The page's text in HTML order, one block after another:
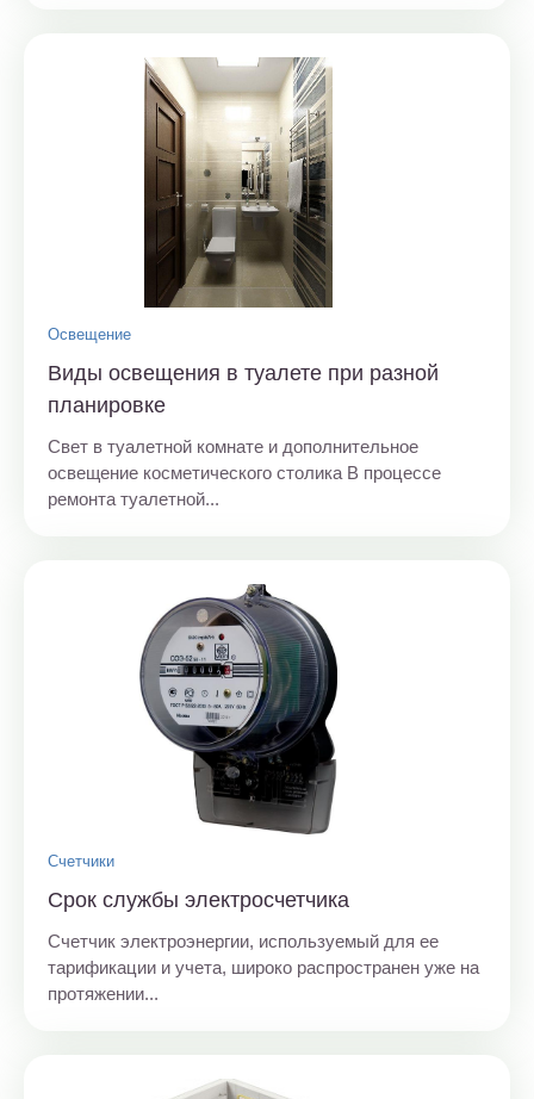
Освещение
Виды освещения в туалете при разной
планировке
Свет в туалетной комнате и дополнительное
освещение косметического столика В процессе
ремонта туалетной...
Счетчики
Срок службы электросчетчика
Счетчик электроэнергии, используемый для ее
тарификации и учета, широко распространен уже на
протяжении...